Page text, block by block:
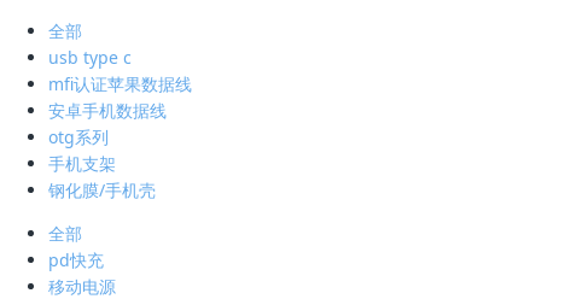
全部
usb type c
mfi认证苹果数据线
安卓手机数据线
otg系列
手机支架
钢化膜/手机壳
全部
pd快充
移动电源